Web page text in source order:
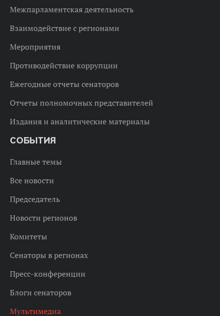
Межпарламентская деятельность
Взаимодействие с регионами
Мероприятия
Противодействие коррупции
Ежегодные отчеты сенаторов
Отчеты полномочных представителей
Издания и аналитические материалы
СОБЫТИЯ
Главные темы
Все новости
Председатель
Новости регионов
Комитеты
Сенаторы в регионах
Пресс-конференции
Блоги сенаторов
Мультимедиа